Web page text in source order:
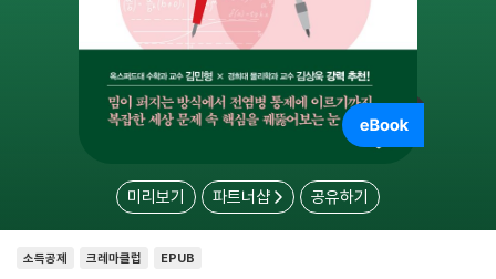
미리보기 파트너샵 공유하기
소득공제 크레마클럽 EPUB